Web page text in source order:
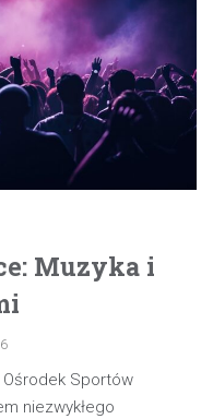
Muzyka i
Sportów
niezwykłego